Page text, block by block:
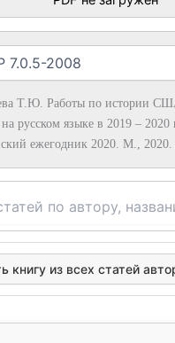
Т.Ю. Работы по истории
русском языке в 2019 – 2020
ежегодник 2020. М.,
книгу из всех статей